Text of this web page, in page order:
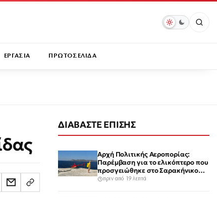
ΕΡΓΑΣΙΑ ΠΡΩΤΟΣΕΛΙΔΑ
ΔΙΑΒΑΣΤΕ ΕΠΙΣΗΣ
Αρχή Πολιτικής Αεροπορίας:
Παρέμβαση για το ελικόπτερο που
προσγειώθηκε στο Σαρακήνικο
της Μήλου – Τι προβλέπει ο νόμος
πριν από 19 λεπτά